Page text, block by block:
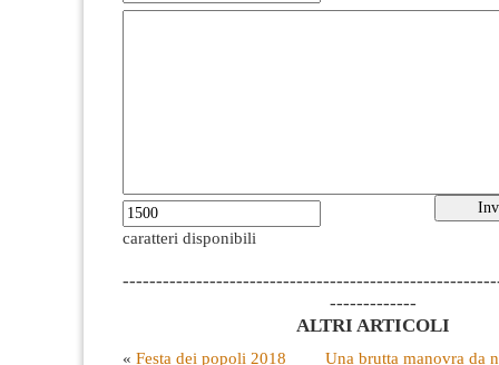
caratteri disponibili
-------------
ALTRI ARTICOLI
« Festa dei popoli 2018 Una brutta manovra da